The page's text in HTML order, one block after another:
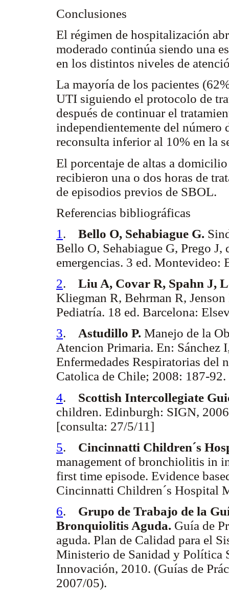
Conclusiones
El régimen de hospitalización
moderado continúa siendo una
en los distintos niveles de
La mayoría de los pacientes
UTI siguiendo el protocolo de
después de continuar el
independientemente del número
reconsulta inferior al 10% en la
El porcentaje de altas a
recibieron una o dos horas de
de episodios previos de SBOL.
Referencias bibliográficas
1 . Bello O, Sehabiague G.
Bello O, Sehabiague G, Prego
emergencias. 3 ed.
2. Liu A, Covar R, Spahn J,
Kliegman R, Behrman R,
Pediatría. 18 ed. Barcelona:
3. Astudillo P. Manejo de la
Atencion Primaria. En: Sánchez
Enfermedades Respiratorias
Catolica de Chile; 2008: 187-
4. Scottish Intercollegiate
children. Edinburgh: SIGN,
[consulta: 27/5/11]
5. Cincinnatti Children´s
management of bronchiolitis in
first time episode. Evidence
Cincinnatti Children´s Hospital
6. Grupo de Trabajo de la
Bronquiolitis Aguda. Guía de
aguda. Plan de Calidad para el
Ministerio de Sanidad y Política
Innovación, 2010. (Guías de
2007/05).